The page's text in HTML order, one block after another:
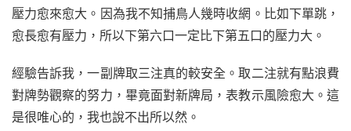
壓力愈來愈大。因為我不知捕鳥人幾時收網。比如下單跳，
愈長愈有壓力，所以下第六口一定比下第五口的壓力大。
經驗告訴我，一副牌取三注真的較安全。取二注就有點浪費
對牌勢觀察的努力，畢竟面對新牌局，表教示風險愈大。這
是很唯心的，我也說不出所以然。